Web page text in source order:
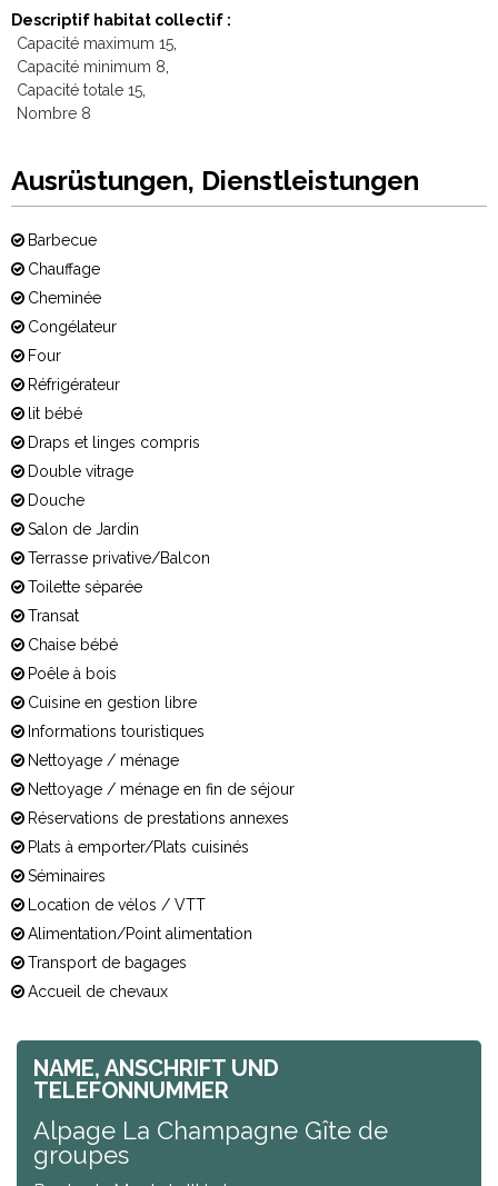
Descriptif habitat collectif
Capacité maximum 15
Capacité minimum 8
Capacité totale 15
Nombre 8
Ausrüstungen, Dienstleistungen
Barbecue
Chauffage
Cheminée
Congélateur
Four
Réfrigérateur
lit bébé
Draps et linges compris
Double vitrage
Douche
Salon de Jardin
Terrasse privative/Balcon
Toilette séparée
Transat
Chaise bébé
Poêle à bois
Cuisine en gestion libre
Informations touristiques
Nettoyage / ménage
Nettoyage / ménage en fin de séjour
Réservations de prestations annexes
Plats à emporter/Plats cuisinés
Séminaires
Location de vélos / VTT
Alimentation/Point alimentation
Transport de bagages
Accueil de chevaux
NAME, ANSCHRIFT UND
TELEFONNUMMER
Alpage La Champagne Gîte de
groupes